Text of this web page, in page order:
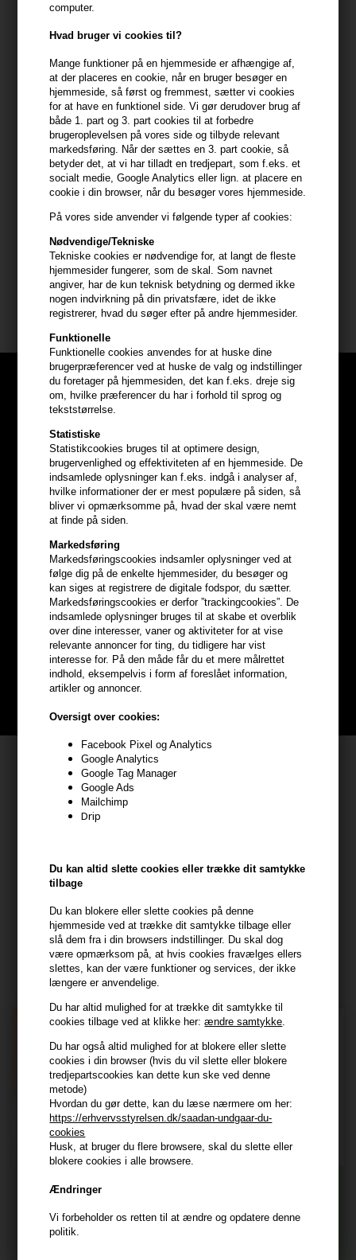
computer.
Hvad bruger vi cookies til?
Mange funktioner på en hjemmeside er afhængige af,
at der placeres en cookie, når en bruger besøger en
hjemmeside, så først og fremmest, sætter vi cookies
for at have en funktionel side. Vi gør derudover brug af
både 1. part og 3. part cookies til at forbedre
brugeroplevelsen på vores side og tilbyde relevant
markedsføring. Når der sættes en 3. part cookie, så
betyder det, at vi har tilladt en tredjepart, som f.eks. et
socialt medie, Google Analytics eller lign. at placere en
cookie i din browser, når du besøger vores hjemmeside.
På vores side anvender vi følgende typer af cookies:
Nødvendige/Tekniske
Tekniske cookies er nødvendige for, at langt de fleste
hjemmesider fungerer, som de skal. Som navnet
angiver, har de kun teknisk betydning og dermed ikke
nogen indvirkning på din privatsfære, idet de ikke
registrerer, hvad du søger efter på andre hjemmesider.
Funktionelle
Funktionelle cookies anvendes for at huske dine
brugerpræferencer ved at huske de valg og indstillinger
du foretager på hjemmesiden, det kan f.eks. dreje sig
om, hvilke præferencer du har i forhold til sprog og
tekststørrelse.
Statistiske
Statistikcookies bruges til at optimere design,
brugervenlighed og effektiviteten af en hjemmeside. De
indsamlede oplysninger kan f.eks. indgå i analyser af,
hvilke informationer der er mest populære på siden, så
bliver vi opmærksomme på, hvad der skal være nemt
at finde på siden.
Markedsføring
Markedsføringscookies indsamler oplysninger ved at
følge dig på de enkelte hjemmesider, du besøger og
kan siges at registrere de digitale fodspor, du sætter.
Markedsføringscookies er derfor ”trackingcookies”. De
indsamlede oplysninger bruges til at skabe et overblik
over dine interesser, vaner og aktiviteter for at vise
relevante annoncer for ting, du tidligere har vist
interesse for. På den måde får du et mere målrettet
indhold, eksempelvis i form af foreslået information,
artikler og annoncer.
Oversigt over cookies:
Facebook Pixel og Analytics
Google Analytics
Google Tag Manager
Google Ads
Mailchimp
Drip
Du kan altid slette cookies eller trække dit samtykke
tilbage
Du kan blokere eller slette cookies på denne
hjemmeside ved at trække dit samtykke tilbage eller
slå dem fra i din browsers indstillinger. Du skal dog
være opmærksom på, at hvis cookies fravælges ellers
slettes, kan der være funktioner og services, der ikke
længere er anvendelige.
Du har altid mulighed for at trække dit samtykke til
cookies tilbage ved at klikke her:ændre samtykke.
Du har også altid mulighed for at blokere eller slette
cookies i din browser (hvis du vil slette eller blokere
tredjepartscookies kan dette kun ske ved denne
metode)
Hvordan du gør dette, kan du læse nærmere om her:
https://erhvervsstyrelsen.dk/saadan-undgaar-du-
cookies
Husk, at bruger du flere browsere, skal du slette eller
blokere cookies i alle browsere.
Ændringer
Vi forbeholder os retten til at ændre og opdatere denne
politik.
hovedbundsbehandling, der renser, nærer og giver et sundere
Anvendelse
- Opdel håret i sektioner og påfør direkte i hovedbunden
- Massér ind med fingerspidserne
- Kan anvendes i både vådt eller tørt hår
- Lad behandlingen virke i mindst 5 minutter og skyl derefter
- Følg op med din foretrukne Innersense hairbath og conditioner
hovedbundsbehandling
- Bruges 1-2 gange om ugen for de bedste resultater
Størrelse: 59ml
Innersense Organic Beauty
Optjen5% bonuskronerpå
hele din ordre
Bliv helt gratis en del af vores kundeklub og optjen rabatter når du
handler
Kundeservice
Frisenborgvej 6A
kundeservice@hair247.dk
Tlf. 23839799 (hverdage 9-14)
Modtag tilbud mm
Tilmeld dig nyhedsbrev - du kan altid afmelde det igen.
TILMELD
ConsentJeg accepterer vilkår og betingelser.
Læs mere her
Husk at vi har
Gratis fragt til ved køb over 399 kr på udvalgte fragtformer
356 dages returret
Tilmeld dig nyhedsbrevet
Og modtag nyheder, eksklusive tilbud og rabatter